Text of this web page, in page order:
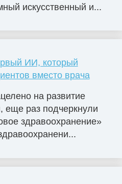
искусственный и...
ИИ, который
вместо врача
на развитие
раз подчеркнули
здравоохранение»